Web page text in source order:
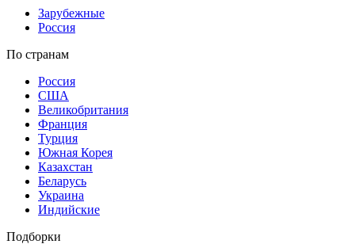
Зарубежные
Россия
По странам
Россия
США
Великобритания
Франция
Турция
Южная Корея
Казахстан
Беларусь
Украина
Индийские
Подборки